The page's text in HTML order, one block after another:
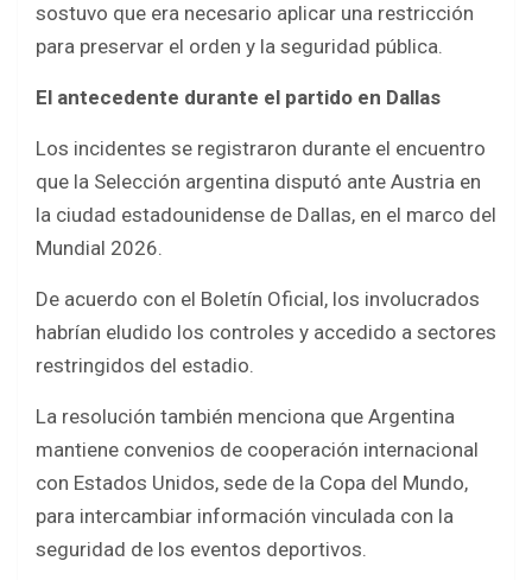
sostuvo que era necesario aplicar una restricción
para preservar el orden y la seguridad pública.
El antecedente durante el partido en Dallas
Los incidentes se registraron durante el encuentro
que la Selección argentina disputó ante Austria en
la ciudad estadounidense de Dallas, en el marco del
Mundial 2026.
De acuerdo con el Boletín Oficial, los involucrados
habrían eludido los controles y accedido a sectores
restringidos del estadio.
La resolución también menciona que Argentina
mantiene convenios de cooperación internacional
con Estados Unidos, sede de la Copa del Mundo,
para intercambiar información vinculada con la
seguridad de los eventos deportivos.